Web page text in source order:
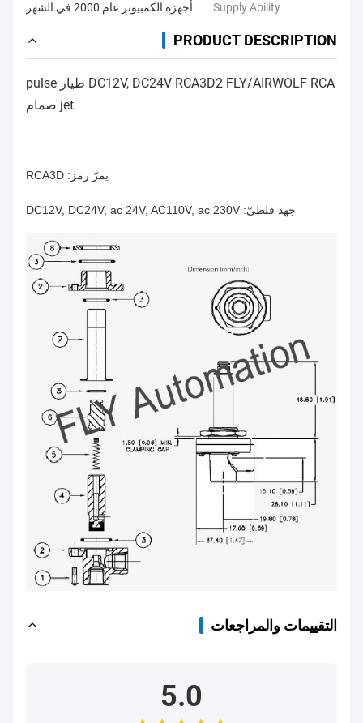
Supply Ability أجهزة الكمبيوتر عام 2000 في الشهر
PRODUCT DESCRIPTION
DC12V, DC24V RCA3D2 FLY/AIRWOLF RCA طيار pulse
jet صمام
يمرّ رمز: RCA3D
جهد فلطيّ: DC12V, DC24V, ac 24V, AC110V, ac 230V
التقييمات والمراجعات
5.0